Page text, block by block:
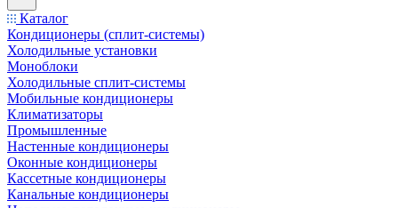
Каталог
Кондиционеры (сплит-системы)
Холодильные установки
Моноблоки
Холодильные сплит-системы
Мобильные кондиционеры
Климатизаторы
Промышленные
Настенные кондиционеры
Оконные кондиционеры
Кассетные кондиционеры
Канальные кондиционеры